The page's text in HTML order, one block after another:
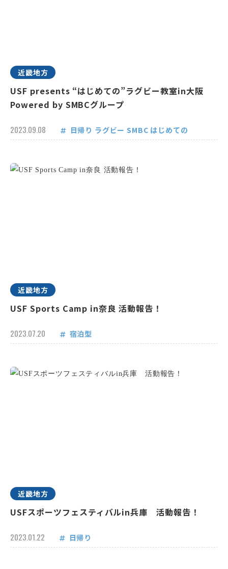
近畿地方
USF presents “はじめての”ラグビー教室in大阪
Powered by SMBCグループ
2023.09.08 日帰り ラグビー SMBC はじめての
近畿地方
USF Sports Camp in奈良 活動報告！
2023.07.20 宿泊型
近畿地方
USFスポーツフェスティバルin兵庫 活動報告！
2023.01.22 日帰り